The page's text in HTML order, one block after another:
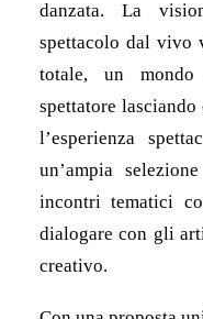
danzata. La
spettacolo dal vivo
totale, un
spettatore
l’esperienza
un’ampia
incontri tematici
dialogare con gli
creativo.